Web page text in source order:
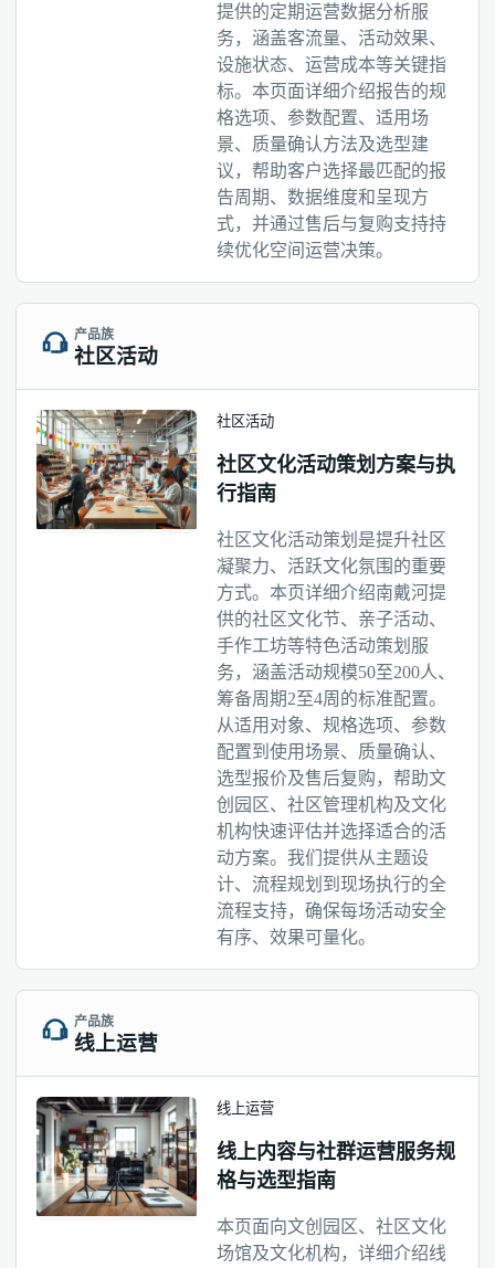
提供的定期运营数据分析服
务，涵盖客流量、活动效果、
设施状态、运营成本等关键指
标。本页面详细介绍报告的规
格选项、参数配置、适用场
景、质量确认方法及选型建
议，帮助客户选择最匹配的报
告周期、数据维度和呈现方
式，并通过售后与复购支持持
续优化空间运营决策。
产品族
社区活动
社区活动
社区文化活动策划方案与执
行指南
社区文化活动策划是提升社区
凝聚力、活跃文化氛围的重要
方式。本页详细介绍南戴河提
供的社区文化节、亲子活动、
手作工坊等特色活动策划服
务，涵盖活动规模50至200人、
筹备周期2至4周的标准配置。
从适用对象、规格选项、参数
配置到使用场景、质量确认、
选型报价及售后复购，帮助文
创园区、社区管理机构及文化
机构快速评估并选择适合的活
动方案。我们提供从主题设
计、流程规划到现场执行的全
流程支持，确保每场活动安全
有序、效果可量化。
产品族
线上运营
线上运营
线上内容与社群运营服务规
格与选型指南
本页面向文创园区、社区文化
场馆及文化机构，详细介绍线